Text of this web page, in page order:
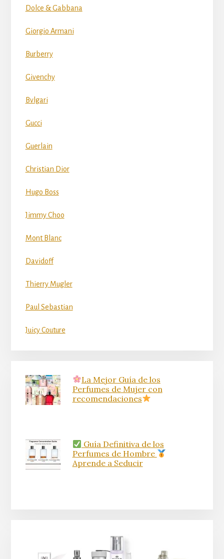
Dolce & Gabbana
Giorgio Armani
Burberry
Givenchy
Bvlgari
Gucci
Guerlain
Christian Dior
Hugo Boss
Jimmy Choo
Mont Blanc
Davidoff
Thierry Mugler
Paul Sebastian
Juicy Couture
La Mejor Guía de los
Perfumes de Mujer con
recomendaciones
Guía Definitiva de los
Perfumes de Hombre
Aprende a Seducir